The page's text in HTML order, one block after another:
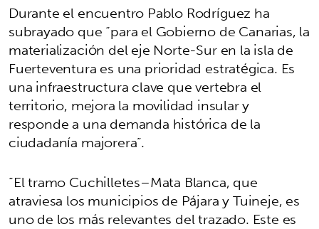
Durante el encuentro Pablo Rodríguez ha
subrayado que “para el Gobierno de Canarias, la
materialización del eje Norte-Sur en la isla de
Fuerteventura es una prioridad estratégica. Es
una infraestructura clave que vertebra el
territorio, mejora la movilidad insular y
responde a una demanda histórica de la
ciudadanía majorera”.
“El tramo Cuchilletes–Mata Blanca, que
atraviesa los municipios de Pájara y Tuineje, es
uno de los más relevantes del trazado. Este es